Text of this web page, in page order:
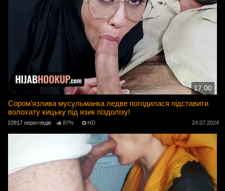
17:00
Сором'язлива мусульманка ледве погодилася підставити
волохату кицьку під язик піздолізу!
10917 переглядів 87% HD 24.07.2024